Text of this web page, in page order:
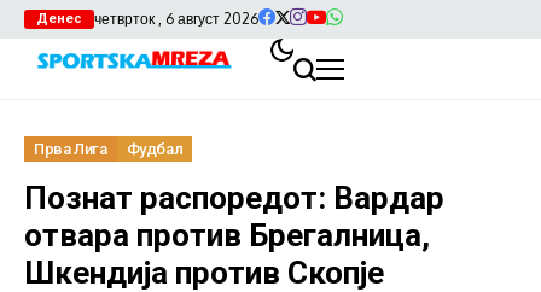
Денес четврток , 6 август 2026
Прва Лига Фудбал
Познат распоредот: Вардар
отвара против Брегалница,
Шкендија против Скопје